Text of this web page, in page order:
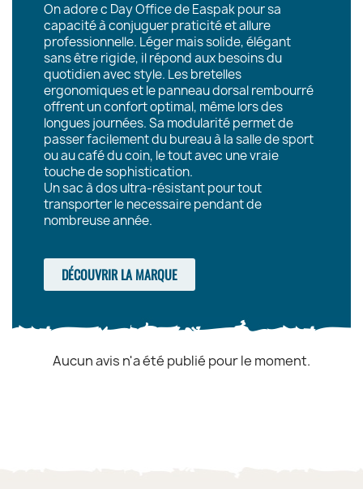
On adore c Day Office de Easpak pour sa
capacité à conjuguer praticité et allure
professionnelle. Léger mais solide, élégant
sans être rigide, il répond aux besoins du
quotidien avec style. Les bretelles
ergonomiques et le panneau dorsal rembourré
offrent un confort optimal, même lors des
longues journées. Sa modularité permet de
passer facilement du bureau à la salle de sport
ou au café du coin, le tout avec une vraie
touche de sophistication.
Un sac à dos ultra-résistant pour tout
transporter le necessaire pendant de
nombreuse année.
DÉCOUVRIR LA MARQUE
Aucun avis n'a été publié pour le moment.